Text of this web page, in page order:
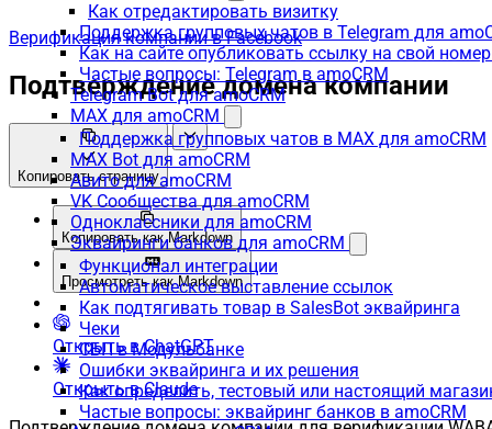
Как отредактировать визитку
Поддержка групповых чатов в Telegram для
Как на сайте опубликовать ссылку на свой
Частые вопросы: Telegram в amoCRM
Telegram Bot для amoCRM
MAX для amoCRM
Поддержка групповых чатов в MAX для amoCRM
MAX Bot для amoCRM
Авито для amoCRM
VK Сообщества для amoCRM
Одноклассники для amoCRM
Эквайринги банков для amoCRM
Функционал интеграции
Автоматическое выставление ссылок
Как подтягивать товар в SalesBot эквайринга
Чеки
СБП в Модульбанке
Ошибки эквайринга и их решения
Как определить, тестовый или настоящий
Частые вопросы: эквайринг банков в amoCRM
Верификация компании в Facebook
Подтверждение домена компании
Копировать страницу
Копировать как Markdown
Просмотреть как Markdown
Открыть в ChatGPT
Открыть в Claude